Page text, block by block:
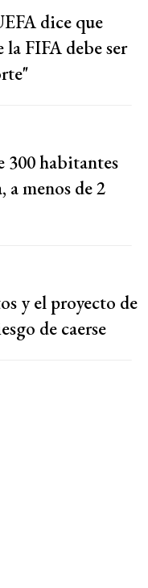
dice que
FIFA debe ser
300 habitantes
menos de 2
y el proyecto de
de caerse